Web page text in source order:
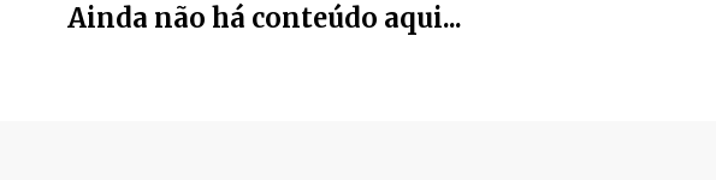
Ainda não há conteúdo aqui...